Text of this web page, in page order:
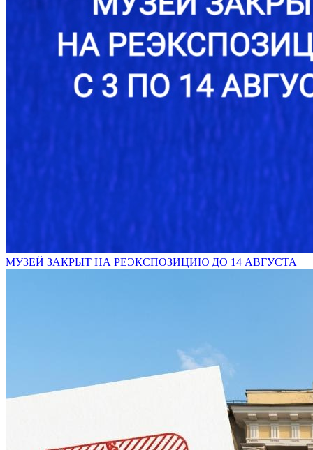
МУЗЕЙ ЗАКРЫТ НА РЕЭКСПОЗИЦИЮ ДО 14 АВГУСТА